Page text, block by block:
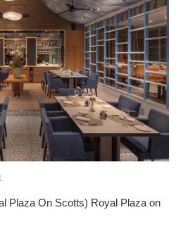
Plaza On Scotts) Royal Plaza on